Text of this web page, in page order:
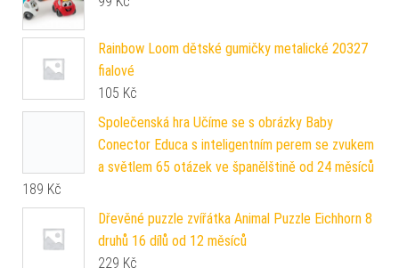
Rainbow Loom dětské gumičky metalické 20327
fialové
105 Kč
Společenská hra Učíme se s obrázky Baby
Conector Educa s inteligentním perem se zvukem
a světlem 65 otázek ve španělštině od 24 měsíců
189 Kč
Dřevěné puzzle zvířátka Animal Puzzle Eichhorn 8
druhů 16 dílů od 12 měsíců
229 Kč